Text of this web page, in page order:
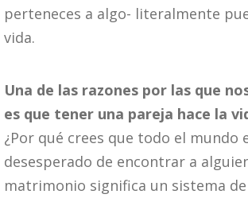
perteneces a algo- literalmente
vida.
Una de las razones por las que
es que tener una pareja hace la
¿Por qué crees que todo el mundo
desesperado de encontrar a
matrimonio significa un sistema